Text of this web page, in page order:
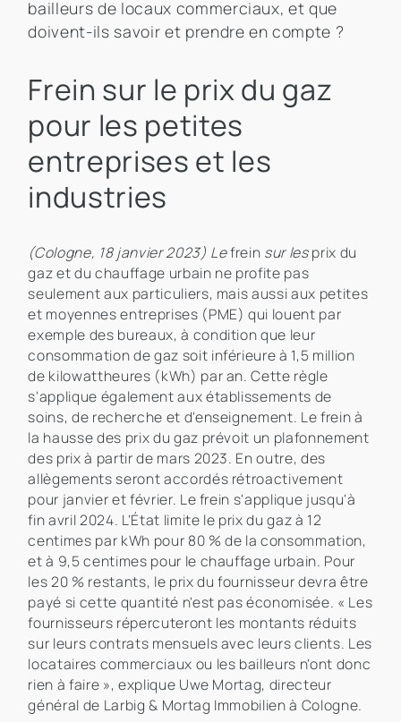
bailleurs de locaux commerciaux, et que
doivent-ils savoir et prendre en compte ?
Frein sur le prix du gaz
pour les petites
entreprises et les
industries
(Cologne, 18 janvier 2023) Lefrein sur lesprix du
gaz et du chauffage urbain ne profite pas
seulement aux particuliers, mais aussi aux petites
et moyennes entreprises (PME) qui louent par
exemple des bureaux, à condition que leur
consommation de gaz soit inférieure à 1,5 million
de kilowattheures (kWh) par an. Cette règle
s'applique également aux établissements de
soins, de recherche et d'enseignement. Le frein à
la hausse des prix du gaz prévoit un plafonnement
des prix à partir de mars 2023. En outre, des
allègements seront accordés rétroactivement
pour janvier et février. Le frein s'applique jusqu'à
fin avril 2024. L'État limite le prix du gaz à 12
centimes par kWh pour 80 % de la consommation,
et à 9,5 centimes pour le chauffage urbain. Pour
les 20 % restants, le prix du fournisseur devra être
payé si cette quantité n'est pas économisée. « Les
fournisseurs répercuteront les montants réduits
sur leurs contrats mensuels avec leurs clients. Les
locataires commerciaux ou les bailleurs n'ont donc
rien à faire », explique Uwe Mortag, directeur
général de Larbig & Mortag Immobilien à Cologne.